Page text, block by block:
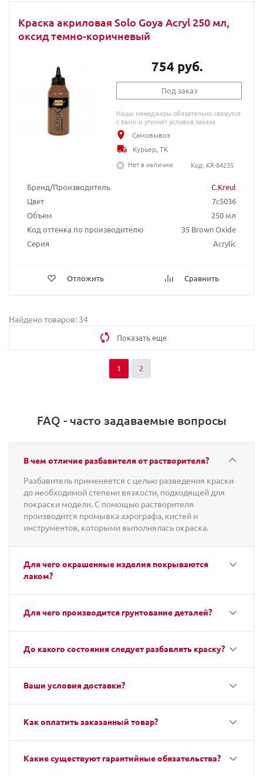
Краска акриловая Solo Goya Acryl 250 мл,
оксид темно-коричневый
Бренд/Производитель
C.Kreul
Цвет
7c5036
Объем
250 мл
Код оттенка по производителю
35 Brown Oxide
Серия
Acrylic
Отложить Сравнить
754 руб.
Под заказ
Наши менеджеры обязательно свяжутся
с вами и уточнят условия заказа
Самовывоз
Курьер, ТК
Нет в наличии
Код: KR-84235
Найдено товаров: 34
Показать еще
1 2
FAQ - часто задаваемые вопросы
В чем отличие разбавителя от растворителя?
Разбавитель применяется с целью разведения краски
до необходимой степени вязкости, подходящей для
покраски модели. С помощью растворителя
производится промывка аэрографа, кистей и
инструментов, которыми выполнялась окраска.
Для чего окрашенные изделия покрываются
лаком?
Для чего производится грунтование деталей?
До какого состояния следует разбавлять краску?
Ваши условия доставки?
Как оплатить заказанный товар?
Какие существуют гарантийные обязательства?